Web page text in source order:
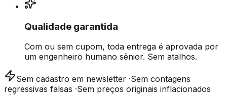
Qualidade garantida
Com ou sem cupom, toda entrega é aprovada por
um engenheiro humano sênior. Sem atalhos.
Sem cadastro em newsletter ·Sem contagens
regressivas falsas ·Sem preços originais inflacionados